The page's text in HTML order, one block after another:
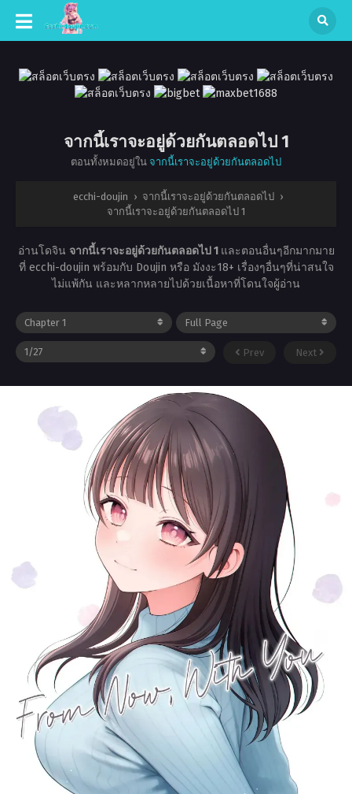
จากนี้เราจะอยู่ด้วยกันตลอดไป 1
ตอนทั้งหมดอยู่ใน จากนี้เราจะอยู่ด้วยกันตลอดไป
ecchi-doujin › จากนี้เราจะอยู่ด้วยกันตลอดไป
›
จากนี้เราจะอยู่ด้วยกันตลอดไป 1
อ่านโดจิน จากนี้เราจะอยู่ด้วยกันตลอดไป 1 และตอนอื่นๆอีกมากมาย
ที่ ecchi-doujin พร้อมกับ Doujin หรือ มังงะ18+ เรื่องๆอื่นๆที่น่าสนใจ
ไม่แพ้กัน และหลากหลายไปด้วยเนื้อหาที่โดนใจผู้อ่าน
Prev Next